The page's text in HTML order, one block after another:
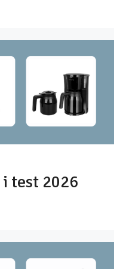
test 2026